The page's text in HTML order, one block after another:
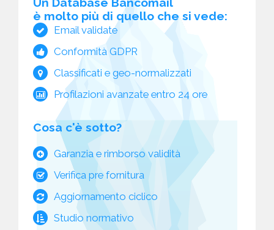
è molto più di quello che si vede:
Email validate
Conformità GDPR
Classificati e geo-normalizzati
Profilazioni avanzate entro 24 ore
Cosa c'è sotto?
Garanzia e rimborso validità
Verifica pre fornitura
Aggiornamento ciclico
Studio normativo